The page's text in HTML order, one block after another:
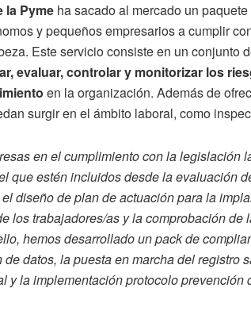
la Pyme ha sacado al mercado un
y pequeños empresarios a cumplir
Este servicio consiste en un conjunto
evaluar, controlar y monitorizar los
en la organización. Además de
surgir en el ámbito laboral, como
en el cumplimiento con la legislación
que estén incluidos desde la evaluación
diseño de plan de actuación para la
los trabajadores/as y la comprobación
hemos desarrollado un pack de
datos, la puesta en marcha del registro
y la implementación protocolo prevención